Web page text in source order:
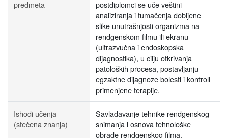
predmeta
postdiplomci se uče veštini
analiziranja i tumačenja dobijene
slike unutrašnjosti organizma na
rendgenskom filmu ili ekranu
(ultrazvučna i endoskopska
dijagnostika), u cilju otkrivanja
patoloških procesa, postavljanju
egzaktne dijagnoze bolesti i kontroli
primenjene terapije.
Ishodi učenja
(stečena znanja)
Savladavanje tehnike rendgenskog
snimanja i osnova tehnološke
obrade rendgenskog filma.